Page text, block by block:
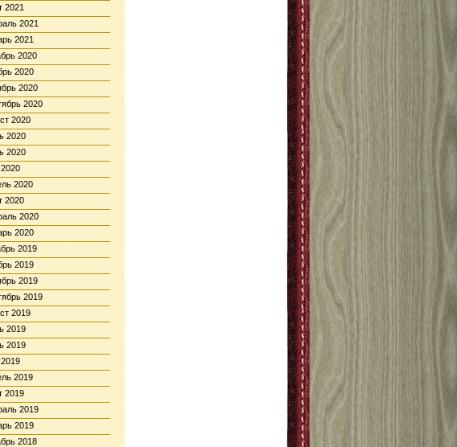
2021
2021
2021
2020
2020
2020
2020
2020
2020
2020
2020
2020
2020
2020
2019
2019
2019
2019
2019
2019
2019
2019
2019
2019
2019
2018